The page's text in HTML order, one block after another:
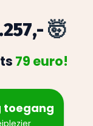
🤯
79 euro!
toegang